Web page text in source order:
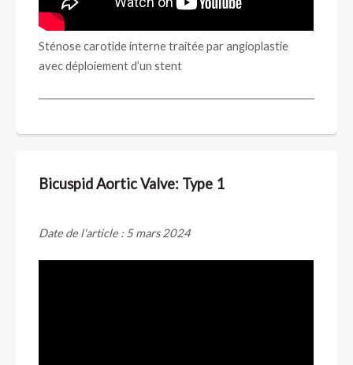
Sténose carotide interne traitée par angioplastie
avec déploiement d’un stent
Bicuspid Aortic Valve: Type 1
Date de l'article : 5 mars 2024